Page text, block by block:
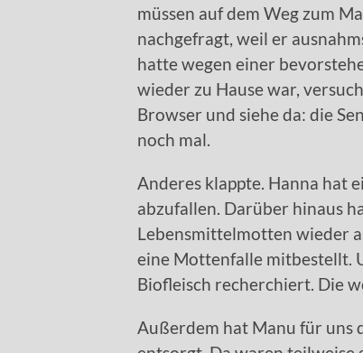
müssen auf dem Weg zum
nachgefragt, weil er
hatte wegen einer
wieder zu Hause war,
Browser und siehe da: die
noch mal.
Anderes klappte. Hanna hat
abzufallen. Darüber hinaus
Lebensmittelmotten wieder
eine Mottenfalle mitbestellt.
Biofleisch recherchiert. Die
Außerdem hat Manu für uns